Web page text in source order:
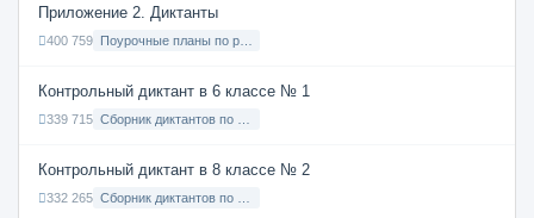
Приложение 2. Диктанты
400 759
Контрольный диктант в 6 классе № 1
339 715
Контрольный диктант в 8 классе № 2
332 265